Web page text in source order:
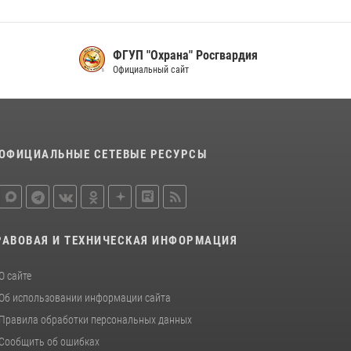
патриотический проект «Ступень к спецназу»,
главным организатором и наставником
Управления Росгвардии по Красноярскому
ФГУП "Охрана" Росгвардия
Официальный сайт
СЕТЕВЫЕ РЕСУРСЫ
И ТЕХНИЧЕСКАЯ ИНФОРМАЦИЯ
О сайте
Об использовании информации сайта
Правила обработки персональных данных
Сообщить об ошибках